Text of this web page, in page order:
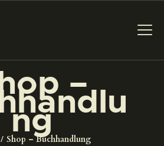
–
ng
Shop – Buchhandlung